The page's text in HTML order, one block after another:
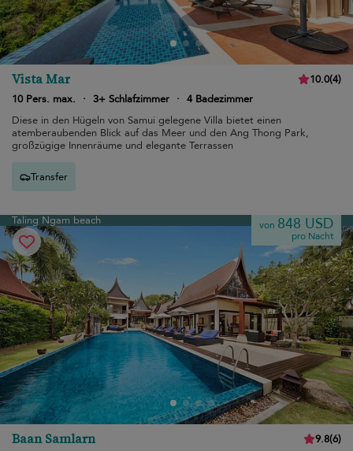
Vista Mar 10.0(4)
10 Pers. max.
· 3+ Schlafzimmer · 4 Badezimmer
Diese in den Hügeln von Samui gelegene Villa bietet einen
atemberaubenden Blick auf das Meer und den Ang Thong Park,
großzügige Innenräume und elegante Terrassen
Transfer
Taling Ngam beach von 848 USD
pro Nacht
Baan Samlarn 9.8(6)